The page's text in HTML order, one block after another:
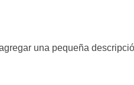
una pequeña